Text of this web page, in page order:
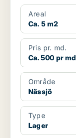
Areal
Ca. 5 m2
Pris pr. md.
Ca. 500 pr md
Område
Nässjö
Type
Lager